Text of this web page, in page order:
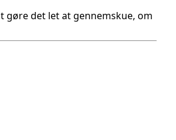
gøre det let at gennemskue, om